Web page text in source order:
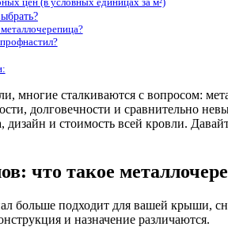
многие сталкиваются с вопросом:
долговечности и сравнительно
дизайн и стоимость всей кровли.
что такое
больше подходит для вашей крыши,
и назначение различаются.